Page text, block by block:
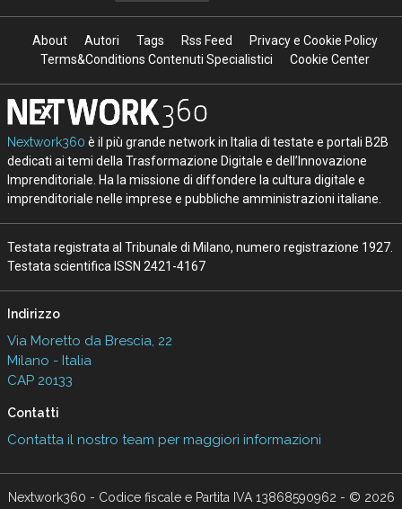
About Autori Tags Rss Feed
Privacy e Cookie Policy
Terms&Conditions Contenuti Specialistici
Cookie Center
Nextwork360 è il più grande network in Italia di testate e portali B2B
dedicati ai temi della Trasformazione Digitale e dell’Innovazione
Imprenditoriale. Ha la missione di diffondere la cultura digitale e
imprenditoriale nelle imprese e pubbliche amministrazioni italiane.
Testata registrata al Tribunale di Milano, numero registrazione 1927.
Testata scientifica ISSN 2421-4167
Indirizzo
Via Moretto da Brescia, 22
Milano - Italia
CAP 20133
Contatti
Contatta il nostro team per maggiori informazioni
Nextwork360 - Codice fiscale e Partita IVA 13868590962 - © 2026